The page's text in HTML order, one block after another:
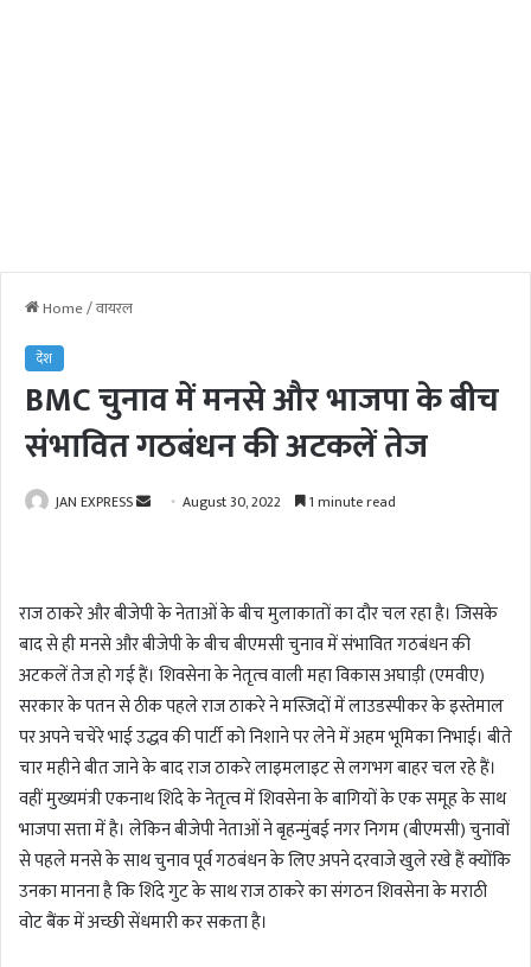
Home/वायरल
देश
BMC चुनाव में मनसे और भाजपा के बीच
संभावित गठबंधन की अटकलें तेज
JAN EXPRESS
a
n
e
m
a
i
l
August 30, 2022 1 minute read
राज ठाकरे और बीजेपी के नेताओं के बीच मुलाकातों का दौर चल रहा है। जिसके
बाद से ही मनसे और बीजेपी के बीच बीएमसी चुनाव में संभावित गठबंधन की
अटकलें तेज हो गई हैं। शिवसेना के नेतृत्व वाली महा विकास अघाड़ी (एमवीए)
सरकार के पतन से ठीक पहले राज ठाकरे ने मस्जिदों में लाउडस्पीकर के इस्तेमाल
पर अपने चचेरे भाई उद्धव की पार्टी को निशाने पर लेने में अहम भूमिका निभाई। बीते
चार महीने बीत जाने के बाद राज ठाकरे लाइमलाइट से लगभग बाहर चल रहे हैं।
वहीं मुख्यमंत्री एकनाथ शिंदे के नेतृत्व में शिवसेना के बागियों के एक समूह के साथ
भाजपा सत्ता में है। लेकिन बीजेपी नेताओं ने बृहन्मुंबई नगर निगम (बीएमसी) चुनावों
से पहले मनसे के साथ चुनाव पूर्व गठबंधन के लिए अपने दरवाजे खुले रखे हैं क्योंकि
उनका मानना ​​है कि शिंदे गुट के साथ राज ठाकरे का संगठन शिवसेना के मराठी
वोट बैंक में अच्छी सेंधमारी कर सकता है।